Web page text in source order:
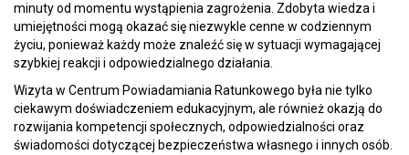
minuty od momentu wystąpienia zagrożenia. Zdobyta wiedza i
umiejętności mogą okazać się niezwykle cenne w codziennym
życiu, ponieważ każdy może znaleźć się w sytuacji wymagającej
szybkiej reakcji i odpowiedzialnego działania.
Wizyta w Centrum Powiadamiania Ratunkowego była nie tylko
ciekawym doświadczeniem edukacyjnym, ale również okazją do
rozwijania kompetencji społecznych, odpowiedzialności oraz
świadomości dotyczącej bezpieczeństwa własnego i innych osób.